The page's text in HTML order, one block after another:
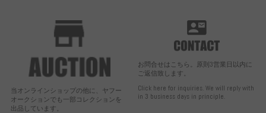
当オンラインショップの他に、ヤフー
オークションでも一部コレクションを
出品しています。
お問合せはこちら。原則3営業日以内に
ご返信致します。
Click here for inquiries. We will reply with
in 3 business days in principle.